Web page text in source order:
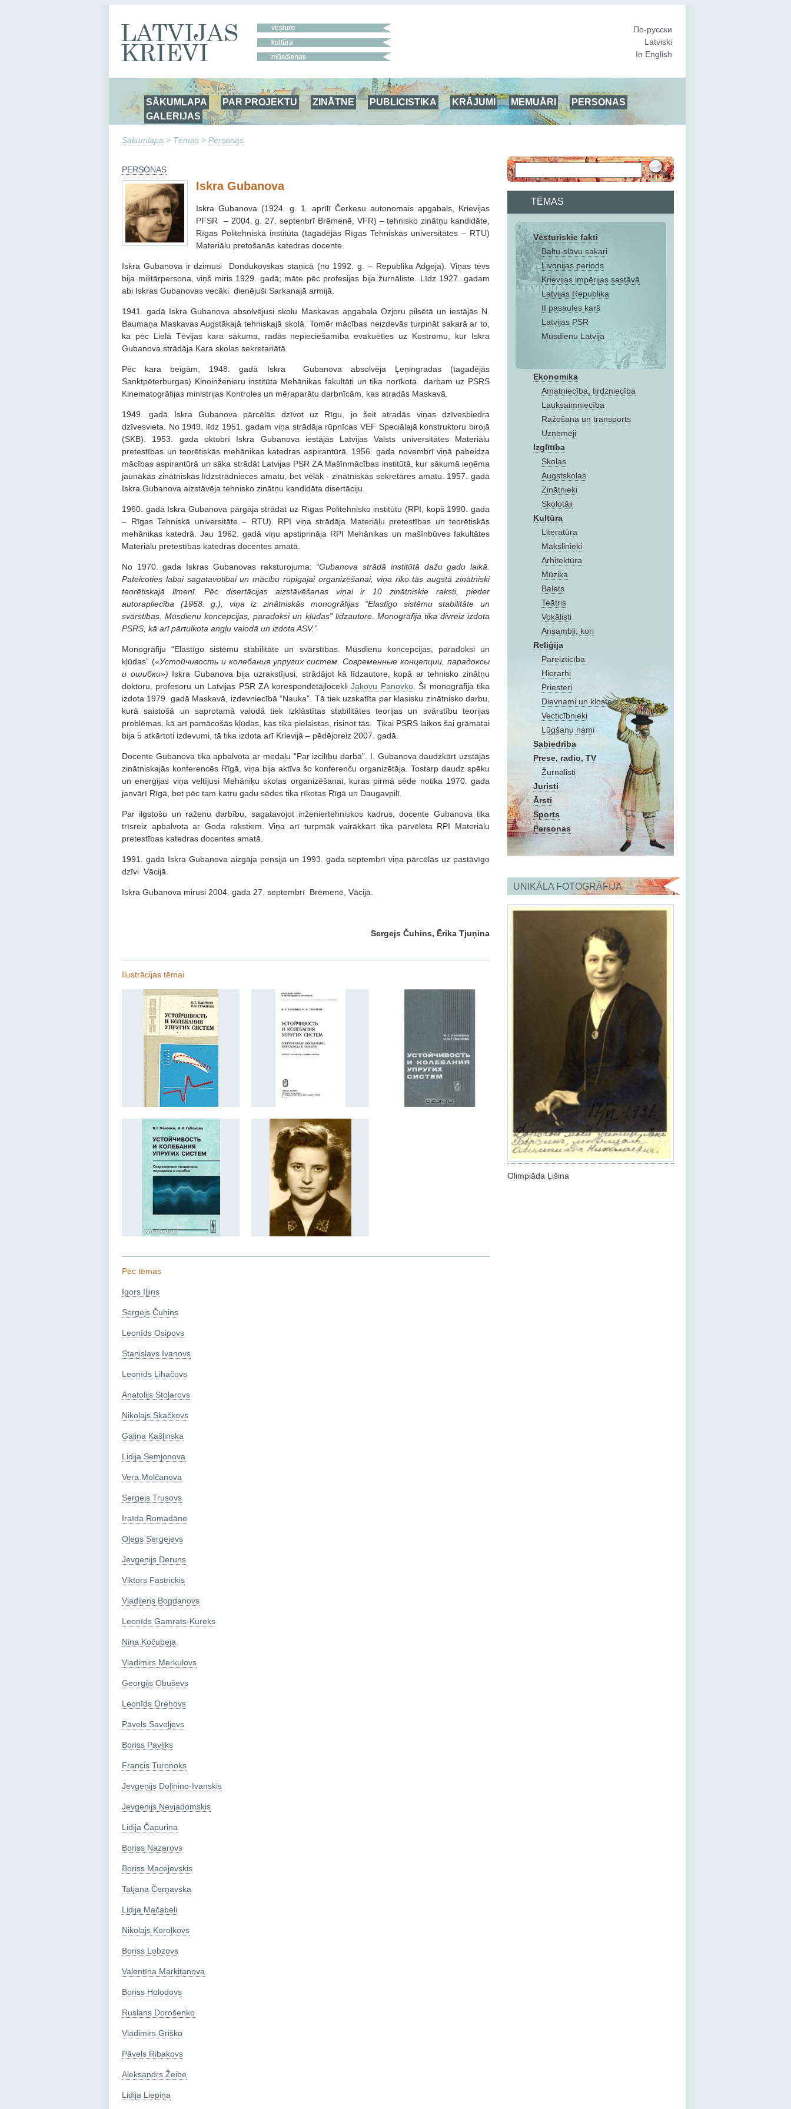
По-русски
Latviski
In English
SĀKUMLAPA PAR PROJEKTU ZINĀTNE PUBLICISTIKA KRĀJUMI MEMUĀRI
PERSONAS
GALERIJAS
Sākumlapa > Tēmas > Personas
TĒMAS
Vēsturiskie fakti
Baltu-slāvu sakari
Livonijas periods
Krievijas impērijas sastāvā
Latvijas Republika
II pasaules karš
Latvijas PSR
Mūsdienu Latvija
Ekonomika
Amatniecība, tirdzniecība
Lauksaimniecība
Ražošana un transports
Uzņēmēji
Izglītība
Skolas
Augstskolas
Zinātnieki
Skolotāji
Kultūra
Literatūra
Mākslinieki
Arhitektūra
Mūzika
Balets
Teātris
Vokālisti
Ansambļi, kori
Reliģija
Pareizticība
Hierarhi
Priesteri
Dievnami un klosteri
Vecticībnieki
Lūgšanu nami
Sabiedrība
Prese, radio, TV
Žurnālisti
Juristi
Ārsti
Sports
Personas
UNIKĀLA FOTOGRĀFIJA
Olimpiāda Ļišina
PERSONAS
Iskra Gubanova
Iskra Gubanova (1924. g. 1. aprīlī Čerkesu autonomais apgabals, Krievijas
PFSR – 2004. g. 27. septenbrī Brēmenē, VFR) – tehnisko zinātņu kandidāte,
Rīgas Politehniskā institūta (tagadējās Rīgas Tehniskās universitātes – RTU)
Materiālu pretošanās katedras docente.
Iskra Gubanova ir dzimusi Dondukovskas staņicā (no 1992. g. – Republika Adgeja). Viņas tēvs
bija militārpersona, viņš miris 1929. gadā; māte pēc profesijas bija žurnāliste. Līdz 1927. gadam
abi Iskras Gubanovas vecāki dienējuši Sarkanajā armijā.
1941. gadā Iskra Gubanova absolvējusi skolu Maskavas apgabala Ozjoru pilsētā un iestājās N.
Baumaņa Maskavas Augstākajā tehniskajā skolā. Tomēr mācības neizdevās turpināt sakarā ar to,
ka pēc Lielā Tēvijas kara sākuma, radās nepieciešamība evakuēties uz Kostromu, kur Iskra
Gubanova strādāja Kara skolas sekretariātā.
Pēc kara beigām, 1948. gadā Iskra Gubanova absolvēja Ļeņingradas (tagadējās
Sanktpēterburgas) Kinoinženieru institūta Mehānikas fakultāti un tika norīkota darbam uz PSRS
Kinematogrāfijas ministrijas Kontroles un mēraparātu darbnīcām, kas atradās Maskavā.
1949. gadā Iskra Gubanova pārcēlās dzīvot uz Rīgu, jo šeit atradās viņas dzīvesbiedra
dzīvesvieta. No 1949. līdz 1951. gadam viņa strādāja rūpnīcas VEF Speciālajā konstruktoru birojā
(SKB). 1953. gada oktobrī Iskra Gubanova iestājās Latvijas Valsts universitātes Materiālu
pretestības un teorētiskās mehānikas katedras aspirantūrā. 1956. gada novembrī viņā pabeidza
mācības aspirantūrā un sāka strādāt Latvijas PSR ZA Mašīnmācības institūtā, kur sākumā ieņēma
jaunākās zinātniskās līdzstrādnieces amatu, bet vēlāk - zinātniskās sekretāres amatu. 1957. gadā
Iskra Gubanova aizstāvēja tehnisko zinātņu kandidāta disertāciju.
1960. gadā Iskra Gubanova pārgāja strādāt uz Rīgas Politehnisko institūtu (RPI, kopš 1990. gada
– Rīgas Tehniskā universitāte – RTU). RPI viņa strādāja Materiālu pretestības un teorētiskās
mehānikas katedrā. Jau 1962. gadā viņu apstiprināja RPI Mehānikas un mašīnbūves fakultātes
Materiālu pretestības katedras docentes amatā.
No 1970. gada Iskras Gubanovas raksturojuma: “Gubanova strādā institūtā dažu gadu laikā.
Pateicoties labai sagatavotībai un mācību rūpīgajai organizēšanai, viņa rīko tās augstā zinātniski
teorētiskajā līmenī. Pēc disertācijas aizstāvēšanas viņai ir 10 zinātniskie raksti, pieder
autorapliecība (1968.g. ), viņa iz zinātniskās monogrāfijas “Elastīgo sistēmu stabilitāte un
svārstības. Mūsdienu koncepcijas, paradoksi un kļūdas” līdzautore. Monogrāfija tika divreiz izdota
PSRS, kā arī pārtulkota angļu valodā un izdota ASV.”
Monogrāfiju “Elastīgo sistēmu stabilitāte un svārstības. Mūsdienu koncepcijas, paradoksi un
kļūdas” («Устойчивость и колебания упругих систем. Современные концепции, парадоксы
и ошибки») Iskra Gubanova bija uzrakstījusi, strādājot kā līdzautore, kopā ar tehnisko zinātņu
doktoru, profesoru un Latvijas PSR ZA korespondētājlocekliJakovu Panovko. Šī monogrāfija tika
izdota 1979. gadā Maskavā, izdevniecībā “Nauka”. Tā tiek uzskatīta par klasisku zinātnisko darbu,
kurā saistošā un saprotamā valodā tiek izklāstītas stabilitātes teorijas un svārstību teorijas
problēmas, kā arī pamācošās kļūdas, kas tika pielaistas, risinot tās. Tikai PSRS laikos šai grāmatai
bija 5 atkārtoti izdevumi, tā tika izdota arī Krievijā – pēdējoreiz 2007. gadā.
Docente Gubanova tika apbalvota ar medaļu “Par izcilību darbā”. I. Gubanova daudzkārt uzstājās
zinātniskajās konferencēs Rīgā, viņa bija aktīva šo konferenču organizētāja. Tostarp daudz spēku
un enerģijas viņa veltījusi Mehāniķu skolas organizēšanai, kuras pirmā sēde notika 1970. gada
janvārī Rīgā, bet pēc tam katru gadu sēdes tika rīkotas Rīgā un Daugavpilī.
Par ilgstošu un raženu darbību, sagatavojot inženiertehniskos kadrus, docente Gubanova tika
trīsreiz apbalvota ar Goda rakstiem. Viņa arī turpmāk vairākkārt tika pārvēlēta RPI Materiālu
pretestības katedras docentes amatā.
1991. gadā Iskra Gubanova aizgāja pensijā un 1993. gada septembrī viņa pārcēlās uz pastāvīgo
dzīvi Vācijā.
Iskra Gubanova mirusi 2004. gada 27. septembrī Brēmenē, Vācijā.
Sergejs Čuhins, Ērika Tjuņina
Ilustrācijas tēmai
Pēc tēmas
Igors Iļjins
Sergejs Čuhins
Leonīds Osipovs
Staņislavs Ivanovs
Leonīds Ļihačovs
Anatolijs Stoļarovs
Nikolajs Skačkovs
Gaļina Kašļinska
Lidija Semjonova
Vera Molčanova
Sergejs Trusovs
Iraīda Romadāne
Oļegs Sergejevs
Jevgeņijs Deruns
Viktors Fastrickis
Vladiļens Bogdanovs
Leonīds Gamrats-Kureks
Ņina Kočubeja
Vladimirs Merkulovs
Georgijs Obuševs
Leonīds Orehovs
Pāvels Saveļjevs
Boriss Pavļiks
Francis Turonoks
Jevgeņijs Doļinino-Ivanskis
Jevgeņijs Ņevjadomskis
Lidija Čapurina
Boriss Nazarovs
Boriss Macejevskis
Tatjana Čerņavska
Lidija Mačabeli
Nikolajs Koroļkovs
Boriss Lobzovs
Valentīna Markitanova
Boriss Holodovs
Ruslans Dorošenko
Vladimirs Griško
Pāvels Ribakovs
Aleksandrs Žeibe
Lidija Liepiņa